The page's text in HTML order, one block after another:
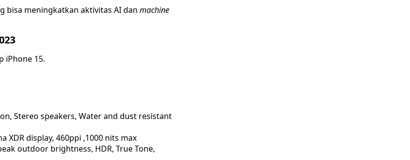
bisa meningkatkan aktivitas AI dan machine
iPhone 15.
Stereo speakers, Water and dust resistant
XDR display, 460ppi ,1000 nits max
outdoor brightness, HDR, True Tone,